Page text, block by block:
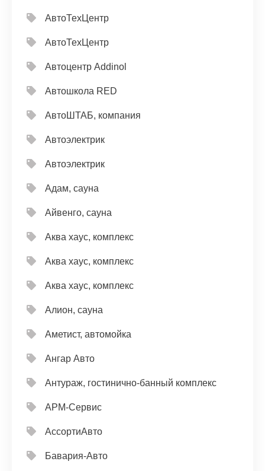
АвтоТехЦентр
АвтоТехЦентр
Автоцентр Addinol
Автошкола RED
АвтоШТАБ, компания
Автоэлектрик
Автоэлектрик
Адам, сауна
Айвенго, сауна
Аква хаус, комплекс
Аква хаус, комплекс
Аква хаус, комплекс
Алион, сауна
Аметист, автомойка
Ангар Авто
Антураж, гостинично-банный комплекс
АРМ-Сервис
АссортиАвто
Бавария-Авто